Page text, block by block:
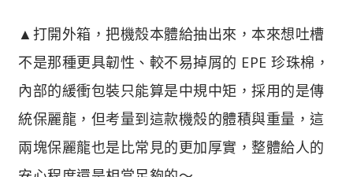
▲打開外箱，把機殼本體給抽出來，本來想吐槽
不是那種更具韌性、較不易掉屑的 EPE 珍珠棉，
內部的緩衝包裝只能算是中規中矩，採用的是傳
統保麗龍，但考量到這款機殼的體積與重量，這
兩塊保麗龍也是比常見的更加厚實，整體給人的